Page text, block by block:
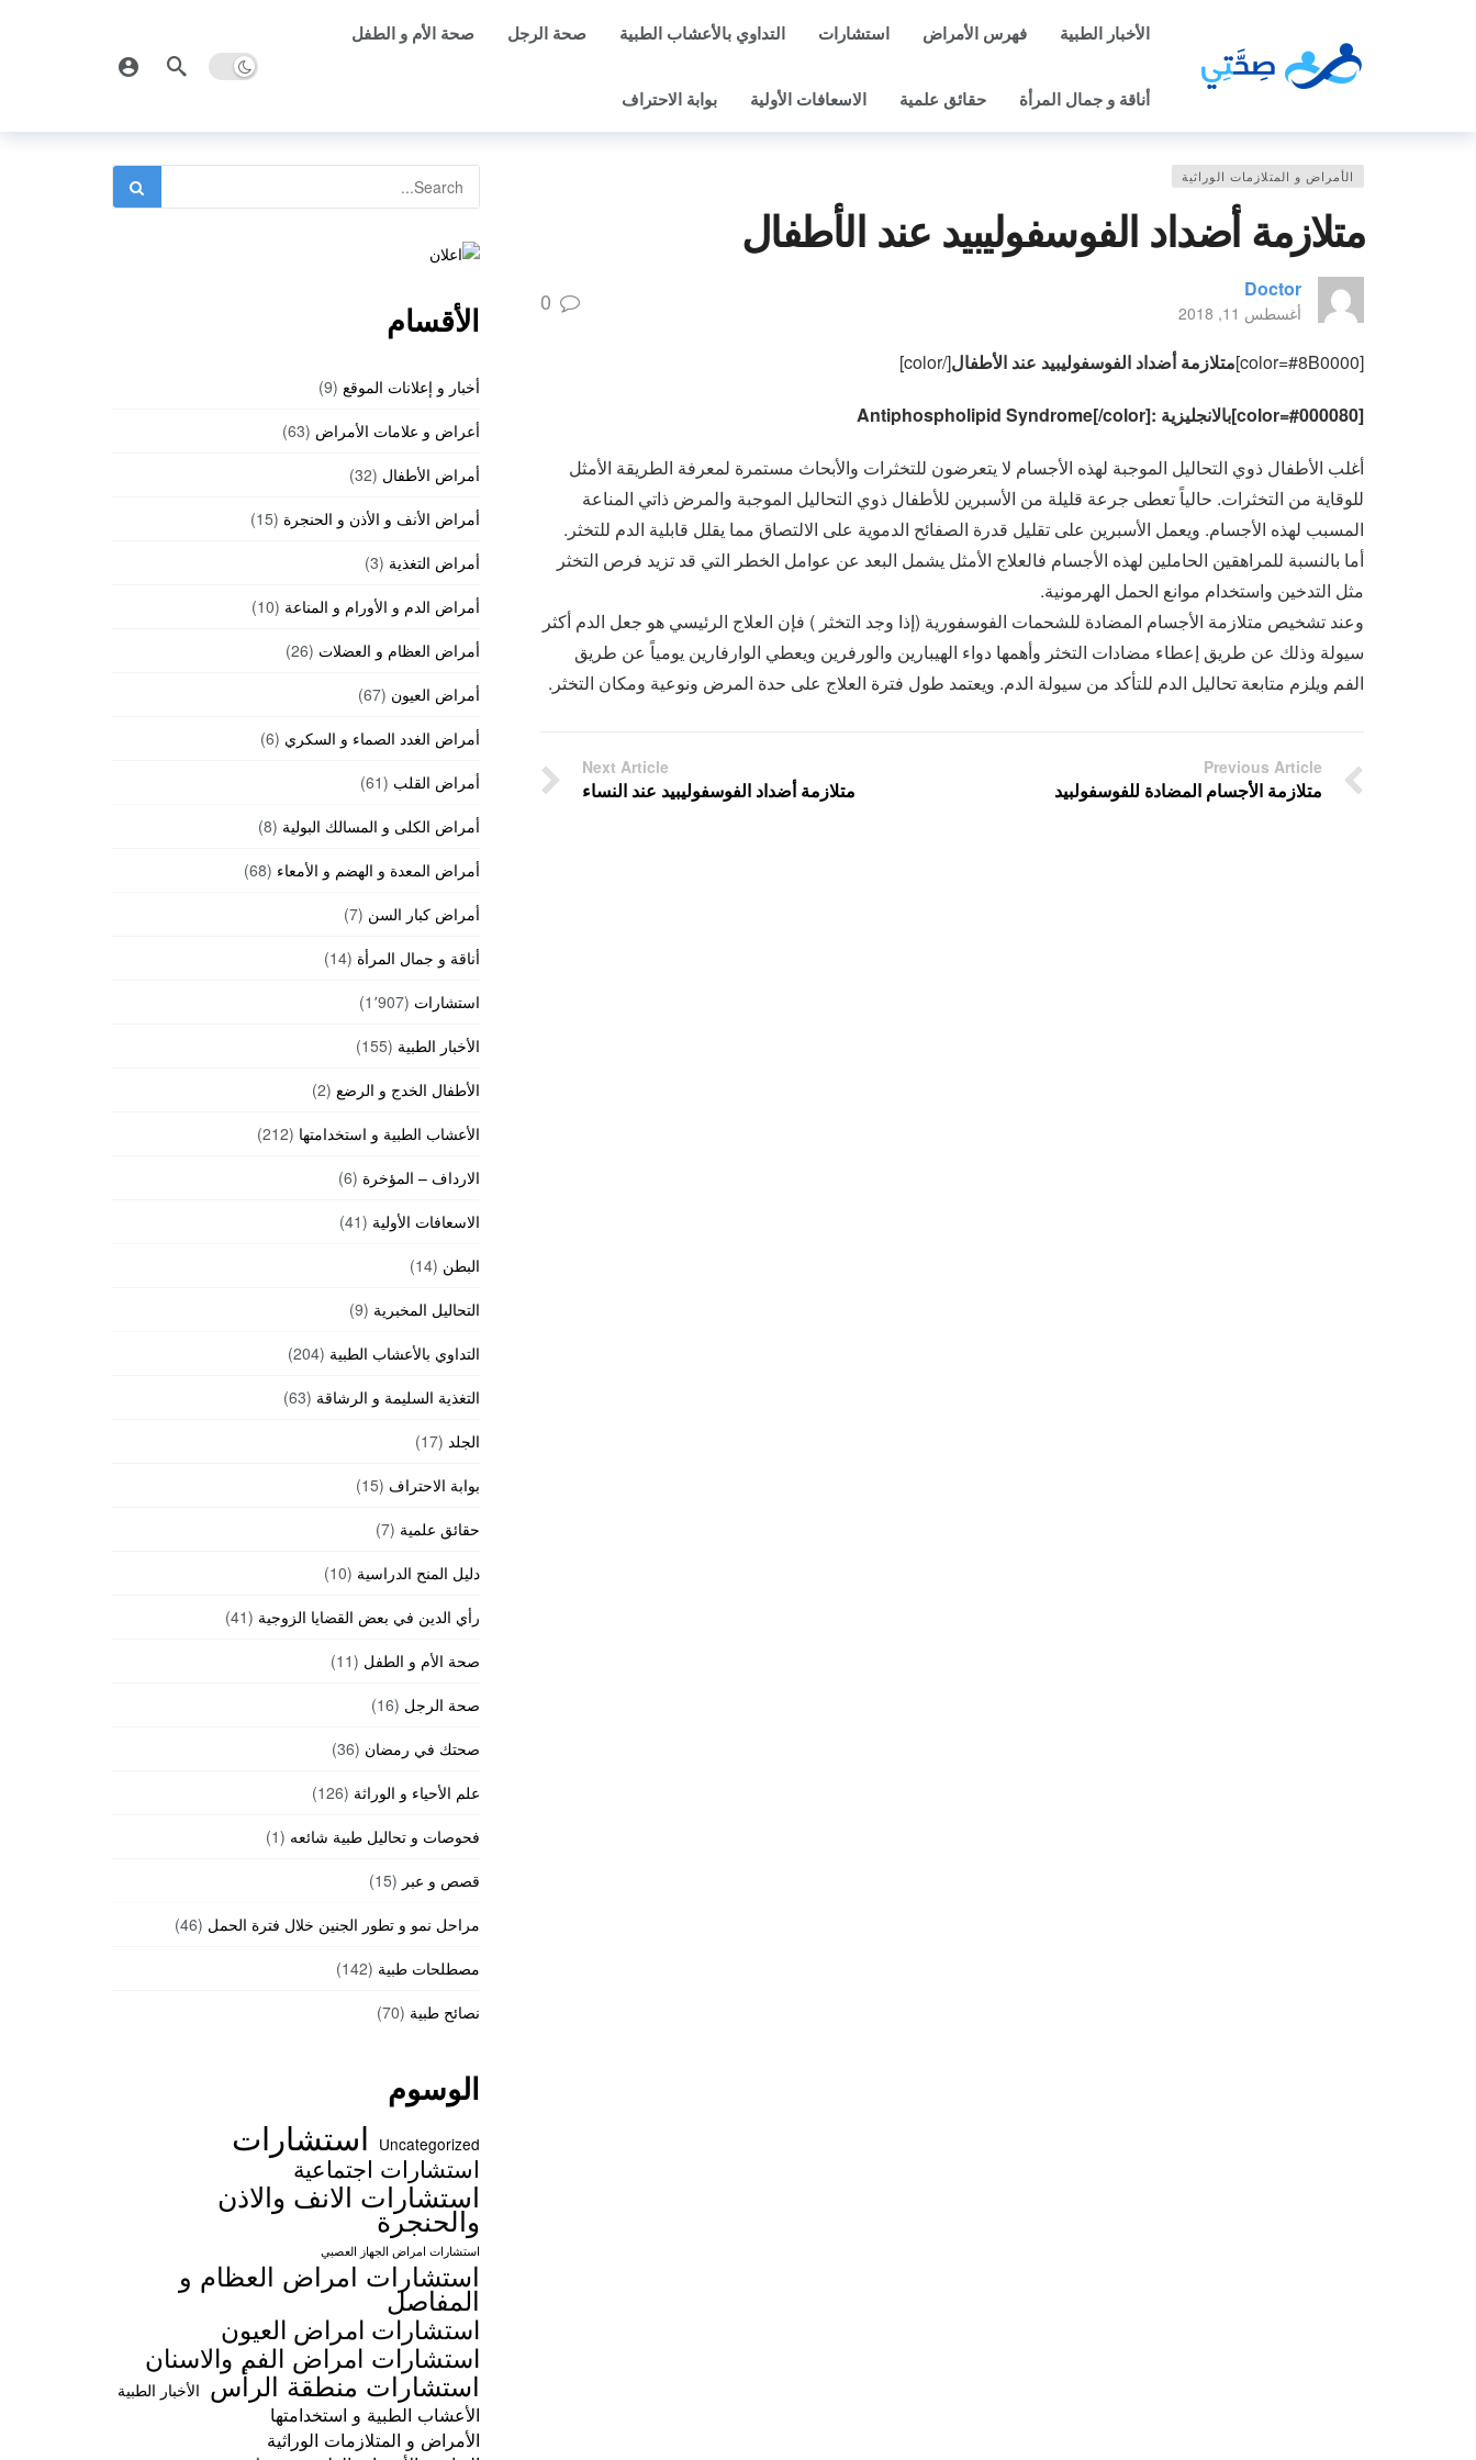
الأخبار الطبية فهرس الأمراض استشارات التداوي بالأعشاب الطبية صحة الرجل صحة الأم و الطفل
أناقة و جمال المرأة حقائق علمية الاسعافات الأولية بوابة الاحتراف
الأمراض و المتلازمات الوراثية
متلازمة أضداد الفوسفوليبيد عند الأطفال
Doctor
أغسطس 11, 2018 0
[color=#8B0000] متلازمة أضداد الفوسفوليبيد عند الأطفال[/color]
[color=#000080]بالانجليزية :Antiphospholipid Syndrome[/color]
أغلب الأطفال ذوي التحاليل الموجبة لهذه الأجسام لا يتعرضون للتخثرات والأبحاث مستمرة لمعرفة الطريقة الأمثل
للوقاية من التخثرات. حالياً تعطى جرعة قليلة من الأسبرين للأطفال ذوي التحاليل الموجبة والمرض ذاتي المناعة
المسبب لهذه الأجسام. ويعمل الأسبرين على تقليل قدرة الصفائح الدموية على الالتصاق مما يقلل قابلية الدم للتخثر.
أما بالنسبة للمراهقين الحاملين لهذه الأجسام فالعلاج الأمثل يشمل البعد عن عوامل الخطر التي قد تزيد فرص التخثر
مثل التدخين واستخدام موانع الحمل الهرمونية.
وعند تشخيص متلازمة الأجسام المضادة للشحمات الفوسفورية (إذا وجد التخثر ) فإن العلاج الرئيسي هو جعل الدم أكثر
سيولة وذلك عن طريق إعطاء مضادات التخثر وأهمها دواء الهيبارين والورفرين ويعطي الوارفارين يومياً عن طريق
الفم ويلزم متابعة تحاليل الدم للتأكد من سيولة الدم. ويعتمد طول فترة العلاج على حدة المرض ونوعية ومكان التخثر.
Previous Article
متلازمة الأجسام المضادة للفوسفولبيد
Next Article
متلازمة أضداد الفوسفوليبيد عند النساء
الأقسام
أخبار و إعلانات الموقع (9)
أعراض و علامات الأمراض (63)
أمراض الأطفال (32)
أمراض الأنف و الأذن و الحنجرة (15)
أمراض التغذية (3)
أمراض الدم و الأورام و المناعة (10)
أمراض العظام و العضلات (26)
أمراض العيون (67)
أمراض الغدد الصماء و السكري (6)
أمراض القلب (61)
أمراض الكلى و المسالك البولية (8)
أمراض المعدة و الهضم و الأمعاء (68)
أمراض كبار السن (7)
أناقة و جمال المرأة (14)
استشارات (1٬907)
الأخبار الطبية (155)
الأطفال الخدج و الرضع (2)
الأعشاب الطبية و استخدامتها (212)
الارداف – المؤخرة (6)
الاسعافات الأولية (41)
البطن (14)
التحاليل المخبرية (9)
التداوي بالأعشاب الطبية (204)
التغذية السليمة و الرشاقة (63)
الجلد (17)
بوابة الاحتراف (15)
حقائق علمية (7)
دليل المنح الدراسية (10)
رأي الدين في بعض القضايا الزوجية (41)
صحة الأم و الطفل (11)
صحة الرجل (16)
صحتك في رمضان (36)
علم الأحياء و الوراثة (126)
فحوصات و تحاليل طبية شائعه (1)
قصص و عبر (15)
مراحل نمو و تطور الجنين خلال فترة الحمل (46)
مصطلحات طبية (142)
نصائح طبية (70)
الوسوم
Uncategorized استشارات
استشارات اجتماعية
استشارات الانف والاذن
والحنجرة
استشارات امراض الجهاز العصبي
استشارات امراض العظام و
المفاصل
استشارات امراض العيون
استشارات امراض الفم والاسنان
استشارات منطقة الرأس الأخبار الطبية
الأعشاب الطبية و استخدامتها
الأمراض و المتلازمات الوراثية